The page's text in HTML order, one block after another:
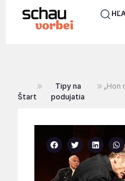
Štart
Tipy na
podujatia
„Hon